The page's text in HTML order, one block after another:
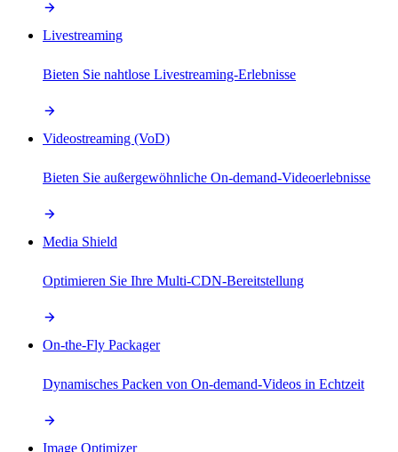
Livestreaming
Bieten Sie nahtlose Livestreaming-Erlebnisse
Videostreaming (VoD)
Bieten Sie außergewöhnliche On-demand-Videoerlebnisse
Media Shield
Optimieren Sie Ihre Multi-CDN-Bereitstellung
On-the-Fly Packager
Dynamisches Packen von On-demand-Videos in Echtzeit
Image Optimizer